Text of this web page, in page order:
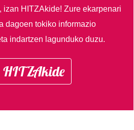
izan HITZAkide!Zure ekarpenari
dagoen tokiko informazio
indartzen lagunduko duzu.
HITZAkide